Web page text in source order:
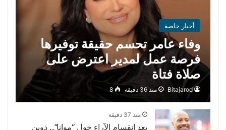
أخبار خاصة
وفاء عامر تحسم حقيقة توفيرها
فرصة عمل لمدير اعترض على
صلاة فتاة
Bitajarod منذ 36 دقيقة 8
منذ 37 دقيقة
بعد انقسام الآراء حول “موانا”.. دوين